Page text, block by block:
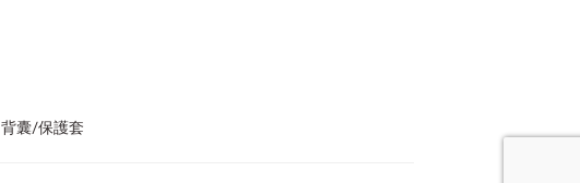
背囊/保護套